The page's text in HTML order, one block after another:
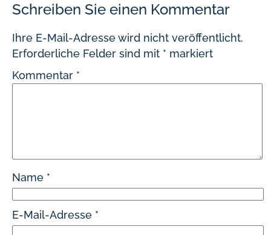
Schreiben Sie einen Kommentar
Ihre E-Mail-Adresse wird nicht veröffentlicht.
Erforderliche Felder sind mit * markiert
Kommentar *
Name *
E-Mail-Adresse *